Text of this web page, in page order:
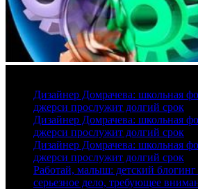
Дизайнер Домрачева: школьная
джерси прослужит долгий срок
Дизайнер Домрачева: школьная
джерси прослужит долгий срок
Дизайнер Домрачева: школьная
джерси прослужит долгий срок
Работай, малыш: детский
серьезное дело, требующее